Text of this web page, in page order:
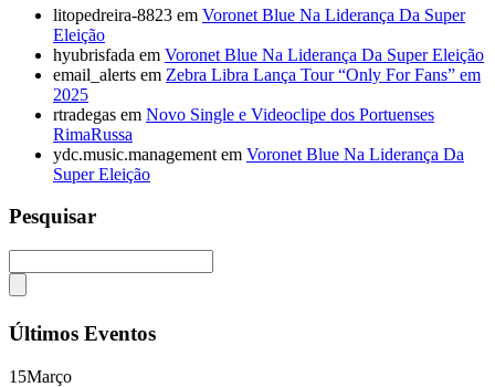
litopedreira-8823 em Voronet Blue Na Liderança Da Super
Eleição
hyubrisfada em Voronet Blue Na Liderança Da Super Eleição
email_alerts em Zebra Libra Lança Tour “Only For Fans” em
2025
rtradegas em Novo Single e Videoclipe dos Portuenses
RimaRussa
ydc.music.management em Voronet Blue Na Liderança Da
Super Eleição
Pesquisar
Últimos Eventos
15Março